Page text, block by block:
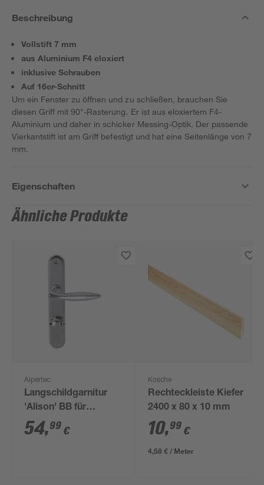
Beschreibung
Vollstift 7 mm
aus Aluminium F4 eloxiert
inklusive Schrauben
Auf 16er-Schnitt
Um ein Fenster zu öffnen und zu schließen, brauchen Sie
diesen Griff mit 90°-Rasterung. Er ist aus eloxiertem F4-
Aluminium und daher in schicker Messing-Optik. Der passende
Vierkantstift ist am Griff befestigt und hat eine Seitenlänge von 7
mm.
Eigenschaften
Ähnliche Produkte
Alpertec
Langschildgarnitur
'Alison' BB für
Bad/WC Messing
Chromoptik poliert
54,99 €
Kosche
Rechteckleiste Kiefer
2400 x 80 x 10 mm
10,99 €
4,58 € / Meter